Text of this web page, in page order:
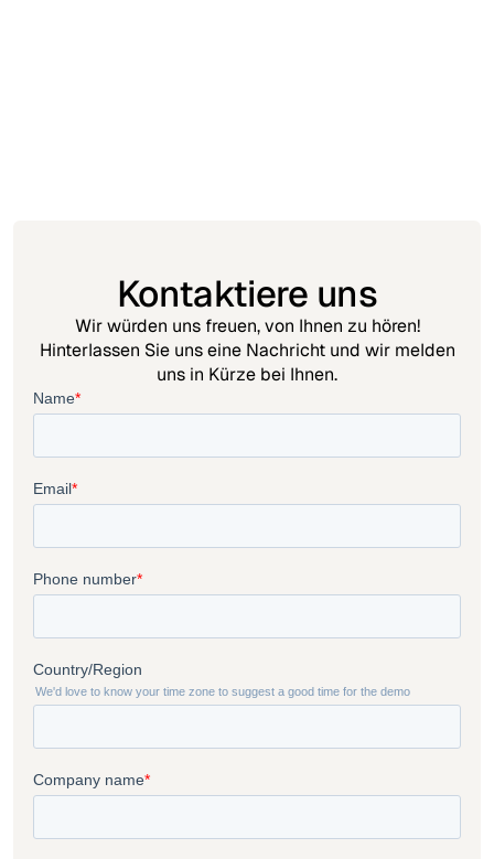
Kontaktiere uns
Wir würden uns freuen, von Ihnen zu hören!
Hinterlassen Sie uns eine Nachricht und wir melden
uns in Kürze bei Ihnen.